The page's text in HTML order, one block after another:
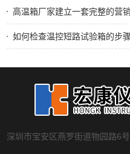
高温箱厂家建立一套完整的营
如何检查温控短路试验箱的步
深圳市宝安区燕罗街道物园路6